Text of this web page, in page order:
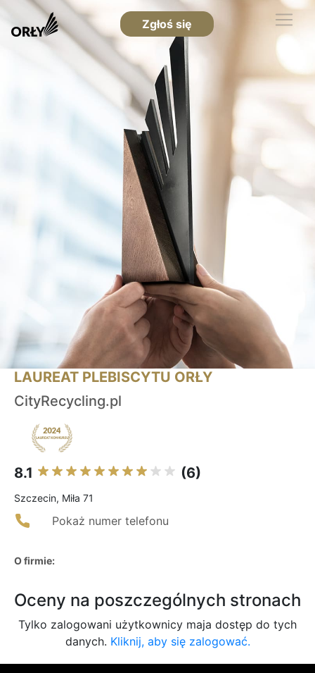
Zgłoś się
LAUREAT PLEBISCYTU ORŁY
CityRecycling.pl
8.1 (6)
Szczecin, Miła 71
Pokaż numer telefonu
O firmie:
Oceny na poszczególnych stronach
Tylko zalogowani użytkownicy maja dostęp do tych
danych. Kliknij, aby się zalogować.